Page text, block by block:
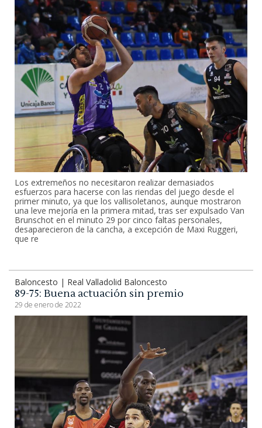
Los extremeños no necesitaron realizar demasiados
esfuerzos para hacerse con las riendas del juego desde el
primer minuto, ya que los vallisoletanos, aunque mostraron
una leve mejoría en la primera mitad, tras ser expulsado Van
Brunschot en el minuto 29 por cinco faltas personales,
desaparecieron de la cancha, a excepción de Maxi Ruggeri,
que re
Baloncesto | Real Valladolid Baloncesto
89-75: Buena actuación sin premio
29 de enero de 2022